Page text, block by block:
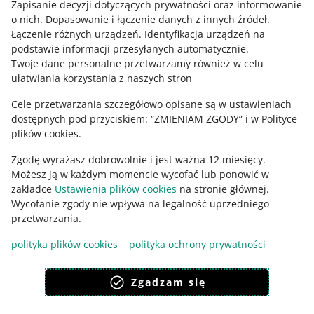
Zapisanie decyzji dotyczących prywatności oraz informowanie
o nich. Dopasowanie i łączenie danych z innych źródeł.
Łączenie różnych urządzeń. Identyfikacja urządzeń na
podstawie informacji przesyłanych automatycznie.
Twoje dane personalne przetwarzamy również w celu
ułatwiania korzystania z naszych stron
Cele przetwarzania szczegółowo opisane są w ustawieniach
dostępnych pod przyciskiem: “ZMIENIAM ZGODY” i w Polityce
plików cookies.
Zgodę wyrażasz dobrowolnie i jest ważna 12 miesięcy.
Możesz ją w każdym momencie wycofać lub ponowić w
zakładce Ustawienia plików cookies na stronie głównej.
Wycofanie zgody nie wpływa na legalność uprzedniego
przetwarzania.
polityka plików cookies
polityka ochrony prywatności
Zgadzam się
Twój klient w ciągu 30 dni. Robimy to, aby większa liczba
kupujących miała szansę zrobić zakupy u Ciebie w
atrakcyjnej cenie i w przyszłości do Ciebie powrócić.
Dodatkowo, limity chronią przed tym, by jeden kupujący
nie wykupił Twoich stanów magazynowych w obniżonych
cenach.
Potrzebujesz pomocy?
SKONTAKTUJ SIĘ Z NAMI
Ta strona jest też dostępna w innych językach
wygląd: